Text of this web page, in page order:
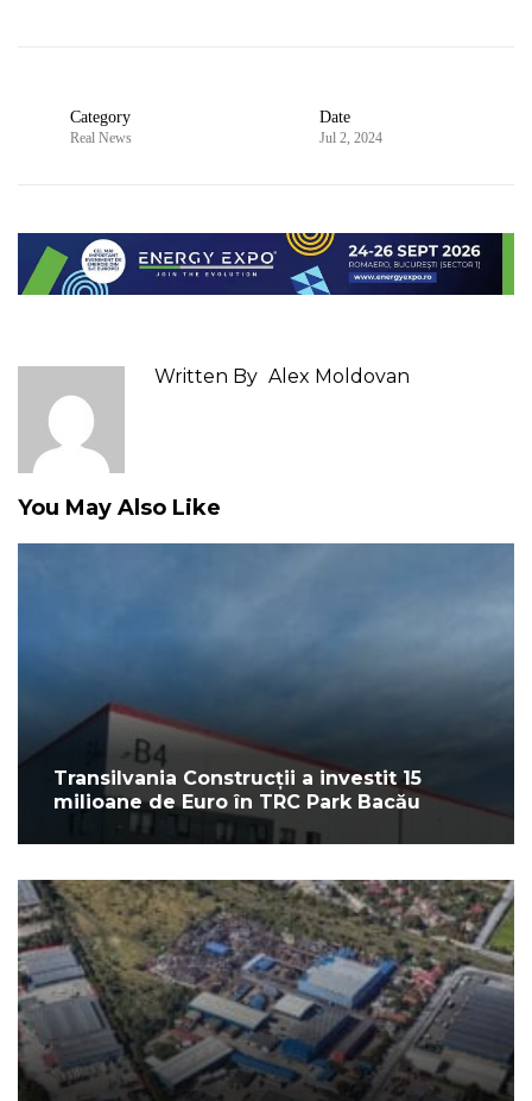
Category
Real News
Date
Jul 2, 2024
Written By Alex Moldovan
You May Also Like
Transilvania Construcții a investit 15
milioane de Euro în TRC Park Bacău